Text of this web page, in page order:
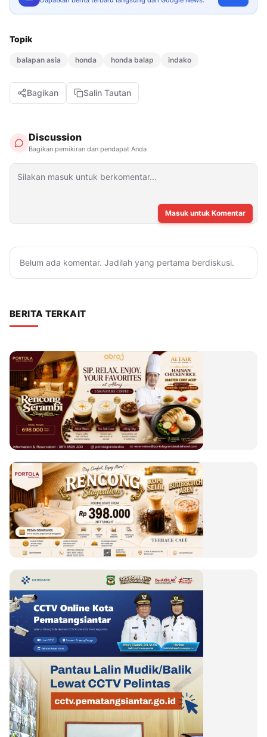
Topik
balapan asia honda honda balap indako
Bagikan Salin Tautan
Discussion
Bagikan pemikiran dan pendapat Anda
Masuk untuk Komentar
Belum ada komentar. Jadilah yang pertama berdiskusi.
BERITA TERKAIT